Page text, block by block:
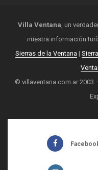
Villa Ventana, un
nuestra información
Sierras de la Ventana |
© villaventana.com.ar 2003